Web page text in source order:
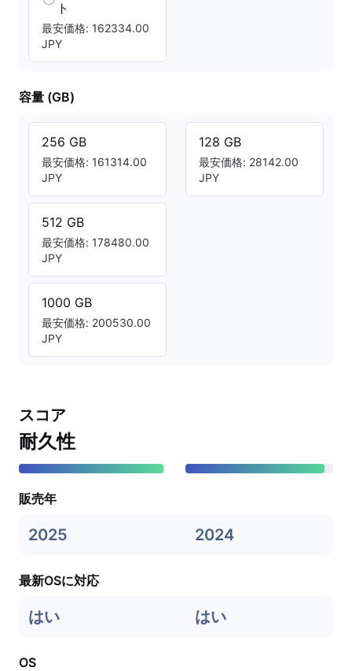
ト
最安価格: 162334.00
JPY
容量 (GB)
256 GB
最安価格: 161314.00
JPY
512 GB
最安価格: 178480.00
JPY
1000 GB
最安価格: 200530.00
JPY
128 GB
最安価格: 28142.00
JPY
スコア
耐久性
販売年
2025 2024
最新OSに対応
はい はい
OS